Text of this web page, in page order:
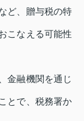
ど、贈与税の特
こなえる可能性
金融機関を通じ
とで、税務署か